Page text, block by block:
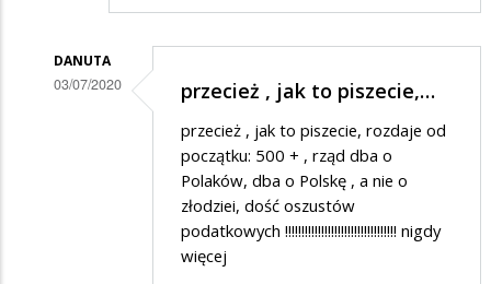
DANUTA
03/07/2020 przecież , jak to piszecie,…
przecież , jak to piszecie, rozdaje od
początku: 500 + , rząd dba o
Polaków, dba o Polskę , a nie o
złodziei, dość oszustów
podatkowych !!!!!!!!!!!!!!!!!!!!!!!!!!!!!!!!!! nigdy
więcej